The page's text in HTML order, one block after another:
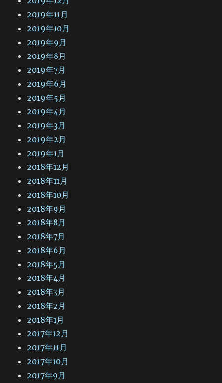
2019年11月
2019年10月
2019年9月
2019年8月
2019年7月
2019年6月
2019年5月
2019年4月
2019年3月
2019年2月
2019年1月
2018年12月
2018年11月
2018年10月
2018年9月
2018年8月
2018年7月
2018年6月
2018年5月
2018年4月
2018年3月
2018年2月
2018年1月
2017年12月
2017年11月
2017年10月
2017年9月